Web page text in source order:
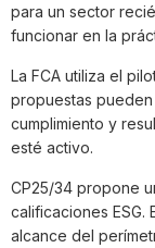
para un sector
funcionar en la
La FCA utiliza el
propuestas
cumplimiento y
esté activo.
CP25/34 propone
calificaciones
alcance del